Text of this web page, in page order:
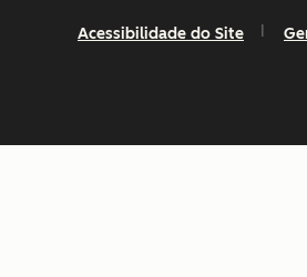
Acessibilidade do Site